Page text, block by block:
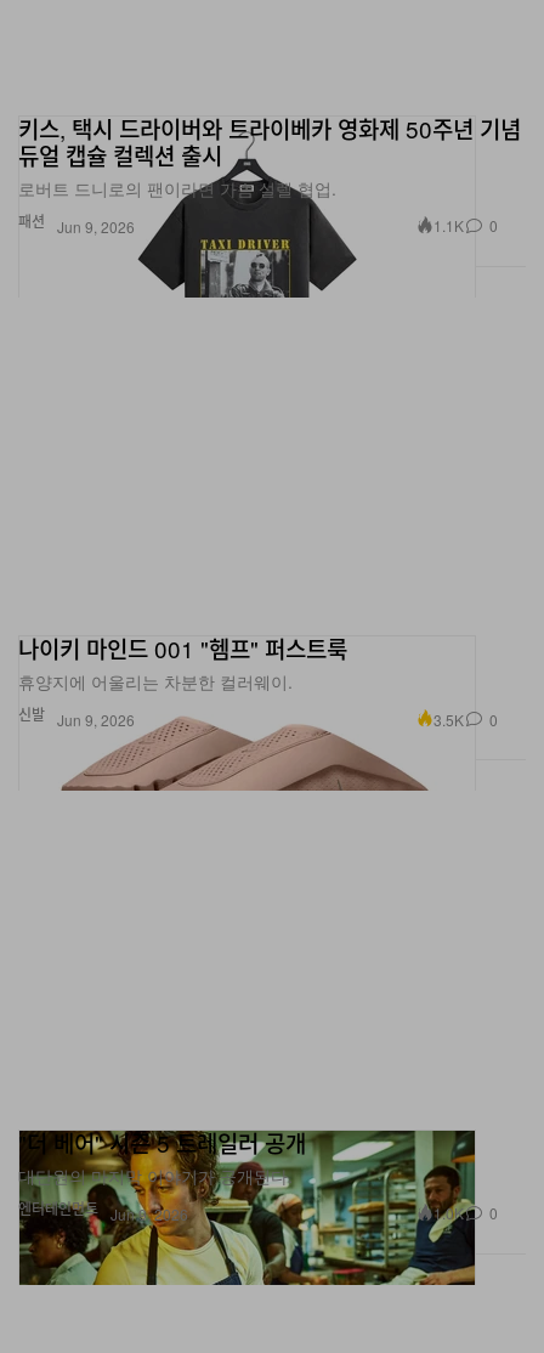
패션
키스, 택시 드라이버와 트라이베카 영화제 50주년 기념
듀얼 캡슐 컬렉션 출시
로버트 드니로의 팬이라면 가슴 설렐 협업.
Jun 9, 2026 1.1K 0
신발
나이키 마인드 001 "헴프" 퍼스트룩
휴양지에 어울리는 차분한 컬러웨이.
Jun 9, 2026 3.5K 0
엔터테인먼트
"더 베어" 시즌 5 트레일러 공개
대단원의 마지막 이야기가 공개된다.
Jun 9, 2026 1.0K 0